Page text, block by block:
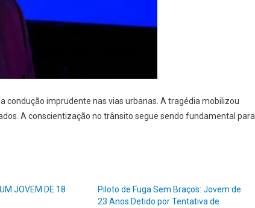
condução imprudente nas vias urbanas. A tragédia mobilizou
A conscientização no trânsito segue sendo fundamental para
JOVEM DE 18
Piloto de Fuga Sem Braços: Jovem de
23 Anos Detido por Tentativa de